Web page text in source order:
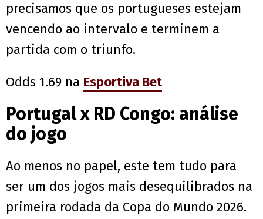
precisamos que os portugueses estejam
vencendo ao intervalo e terminem a
partida com o triunfo.
Odds 1.69 na Esportiva Bet
Portugal x RD Congo: análise
do jogo
Ao menos no papel, este tem tudo para
ser um dos jogos mais desequilibrados na
primeira rodada da Copa do Mundo 2026.